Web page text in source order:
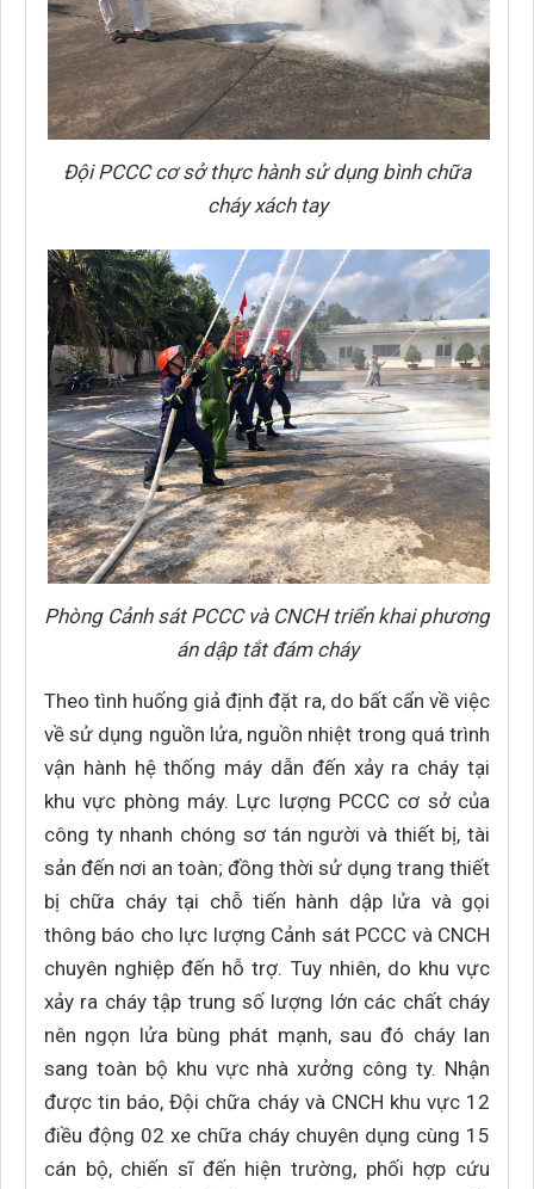
Đội PCCC cơ sở thực hành sử dụng bình chữa
cháy xách tay
Phòng Cảnh sát PCCC và CNCH triển khai phương
án dập tắt đám cháy
Theo tình huống giả định đặt ra, do bất cẩn về việc
về sử dụng nguồn lửa, nguồn nhiệt trong quá trình
vận hành hệ thống máy dẫn đến xảy ra cháy tại
khu vực phòng máy. Lực lượng PCCC cơ sở của
công ty nhanh chóng sơ tán người và thiết bị, tài
sản đến nơi an toàn; đồng thời sử dụng trang thiết
bị chữa cháy tại chỗ tiến hành dập lửa và gọi
thông báo cho lực lượng Cảnh sát PCCC và CNCH
chuyên nghiệp đến hỗ trợ. Tuy nhiên, do khu vực
xảy ra cháy tập trung số lượng lớn các chất cháy
nên ngọn lửa bùng phát mạnh, sau đó cháy lan
sang toàn bộ khu vực nhà xưởng công ty. Nhận
được tin báo, Đội chữa cháy và CNCH khu vực 12
điều động 02 xe chữa cháy chuyên dụng cùng 15
cán bộ, chiến sĩ đến hiện trường, phối hợp cứu